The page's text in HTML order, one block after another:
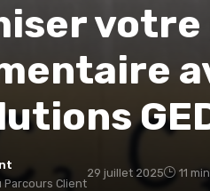
Parcours Client
29 juillet 2025 11